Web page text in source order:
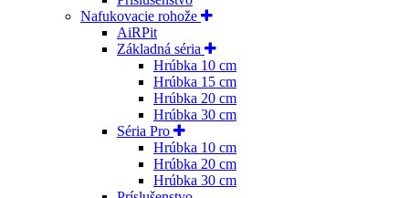
Nafukovacie rohože
AiRPit
Základná séria
Hrúbka 10 cm
Hrúbka 15 cm
Hrúbka 20 cm
Hrúbka 30 cm
Séria Pro
Hrúbka 10 cm
Hrúbka 20 cm
Hrúbka 30 cm